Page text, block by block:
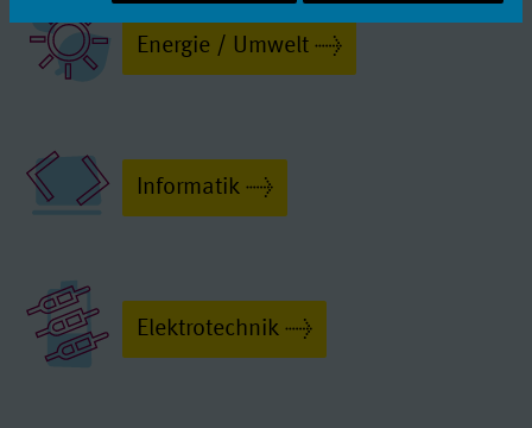
Energie / Umwelt
Informatik
Elektrotechnik